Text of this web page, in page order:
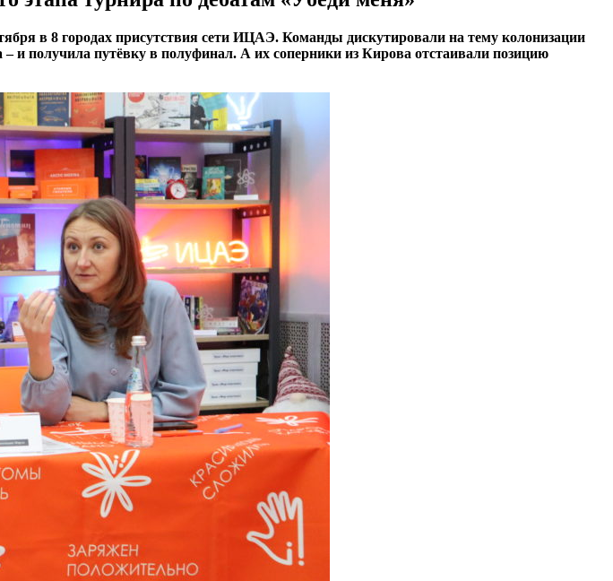
в 8 городах присутствия сети ИЦАЭ. Команды дискутировали на тему колонизации
и получила путёвку в полуфинал. А их соперники из Кирова отстаивали позицию